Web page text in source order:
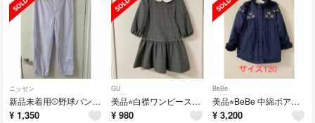
ニッセン
新品未着用⚾️野球パンツ ズボン ホワイト 170
¥ 1,350
GU
美品⭐︎白襟ワンピース フォーマル 110 グレー GU
¥ 980
BeBe
美品⭐︎BeBe 中綿ボアコート ネイビー 120 紺
¥ 3,200